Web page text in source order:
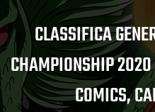
CLASSIFICA
CHAMPIONSHIP
COMICS,